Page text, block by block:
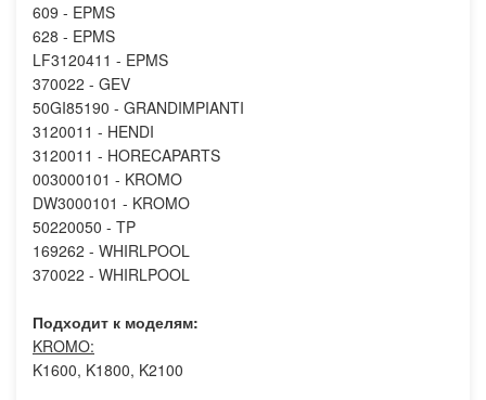
609 - EPMS
628 - EPMS
LF3120411 - EPMS
370022 - GEV
50GI85190 - GRANDIMPIANTI
3120011 - HENDI
3120011 - HORECAPARTS
003000101 - KROMO
DW3000101 - KROMO
50220050 - TP
169262 - WHIRLPOOL
370022 - WHIRLPOOL
Подходит к моделям:
KROMO:
K1600, K1800, K2100